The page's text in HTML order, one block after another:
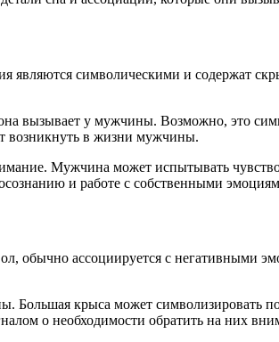
символическими и содержат
вызывает у мужчины. Возможно, это
возникнуть в жизни мужчины.
Мужчина может испытывать
и работе с собственными
обычно ассоциируется с негативными
Большая крыса может символизировать
о необходимости обратить на них